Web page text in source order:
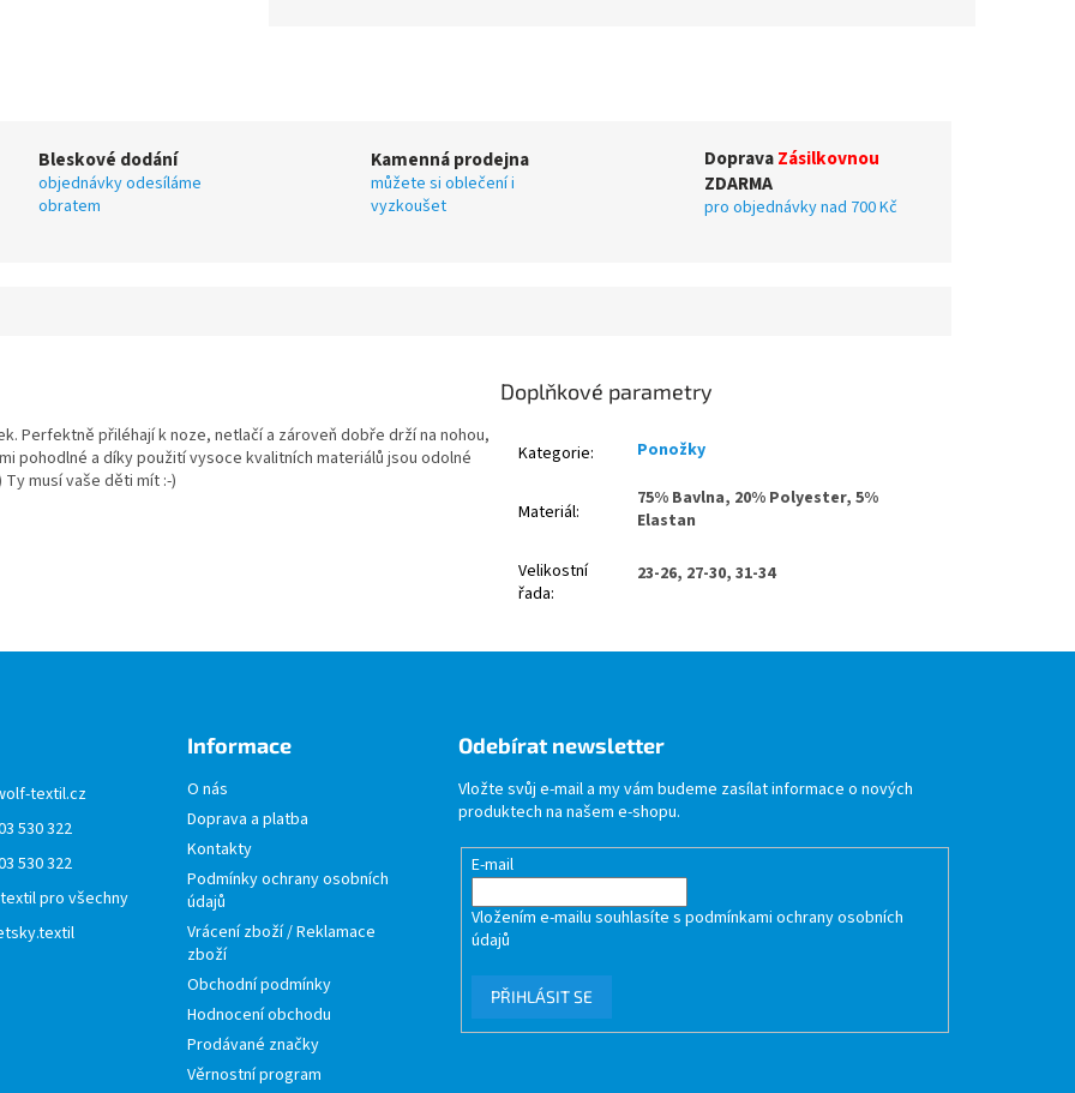
Bleskové dodání
objednávky odesíláme
obratem
Kamenná prodejna
můžete si oblečení i
vyzkoušet
DopravaZásilkovnou
ZDARMA
pro objednávky nad 700 Kč
Perfektně přiléhají k noze, netlačí a zároveň dobře drží na nohou,
pohodlné a díky použití vysoce kvalitních materiálů jsou odolné
musí vaše děti mít :-)
Doplňkové parametry
Kategorie: Ponožky
Materiál:
75% Bavlna, 20% Polyester, 5%
Elastan
Velikostní
řada:
23-26, 27-30, 31-34
textil.cz
530 322
530 322
pro všechny
Informace
O nás
Doprava a platba
Kontakty
Podmínky ochrany osobních
údajů
Vrácení zboží / Reklamace
zboží
Obchodní podmínky
Hodnocení obchodu
Prodávané značky
Věrnostní program
Odebírat newsletter
Vložte svůj e-mail a my vám budeme zasílat informace o nových
produktech na našem e-shopu.
E-mail
Vložením e-mailu souhlasíte spodmínkami ochrany osobních
údajů
PŘIHLÁSIT SE